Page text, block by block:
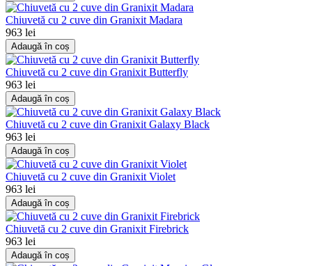
Chiuvetă cu 2 cuve din Granixit Madara
963 lei
Adaugă în coș
Chiuvetă cu 2 cuve din Granixit Butterfly
963 lei
Adaugă în coș
Chiuvetă cu 2 cuve din Granixit Galaxy Black
963 lei
Adaugă în coș
Chiuvetă cu 2 cuve din Granixit Violet
963 lei
Adaugă în coș
Chiuvetă cu 2 cuve din Granixit Firebrick
963 lei
Adaugă în coș